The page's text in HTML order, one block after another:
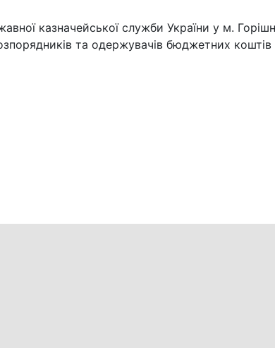
казначейської служби України у м.
та одержувачів бюджетних коштів